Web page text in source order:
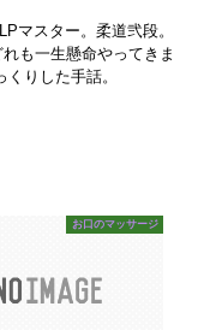
マスター。柔道弐段。
も一生懸命やってきま
りした手話。
お口のマッサージ